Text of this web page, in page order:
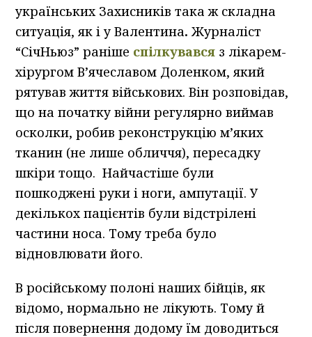
українських Захисників така ж складна
ситуація, як і у Валентина.Журналіст
“СічНьюз” раніше спілкувався з лікарем-
хірургом В’ячеславом Доленком, який
рятував життя військових. Він розповідав,
що на початку війни регулярно виймав
осколки, робив реконструкцію м’яких
тканин (не лише обличчя), пересадку
шкіри тощо. Найчастіше були
пошкоджені руки і ноги, ампутації. У
декількох пацієнтів були відстрілені
частини носа. Тому треба було
відновлювати його.
В російському полоні наших бійців, як
відомо, нормально не лікують. Тому й
після повернення додому їм доводиться